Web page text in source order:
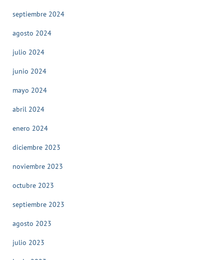
septiembre 2024
agosto 2024
julio 2024
junio 2024
mayo 2024
abril 2024
enero 2024
diciembre 2023
noviembre 2023
octubre 2023
septiembre 2023
agosto 2023
julio 2023